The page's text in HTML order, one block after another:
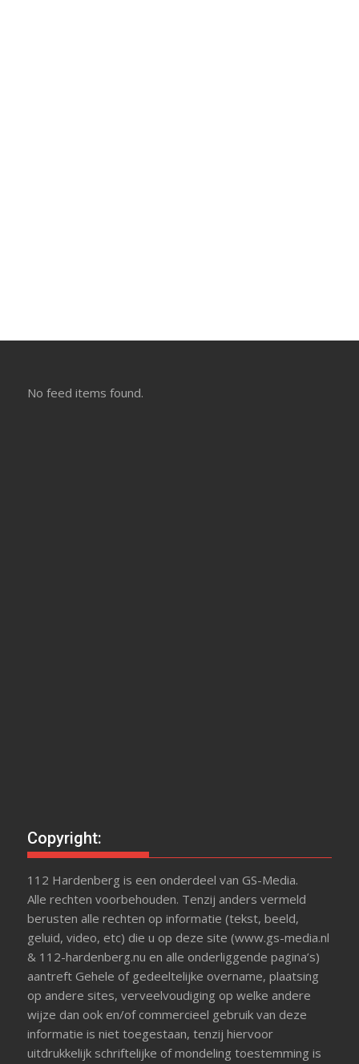
No feed items found.
Copyright:
112 Hardenberg is een onderdeel van GS-Media.
Alle rechten voorbehouden. Tenzij anders vermeld
berusten alle rechten op informatie (tekst, beeld,
geluid, video, etc) die u op deze site (www.gs-media.nl
& 112-hardenberg.nu en alle onderliggende pagina’s)
aantreft Gehele of gedeeltelijke overname, plaatsing
op andere sites, verveelvoudiging op welke andere
wijze dan ook en/of commercieel gebruik van deze
informatie is niet toegestaan, tenzij hiervoor
uitdrukkelijk schriftelijke of mondeling toestemming is